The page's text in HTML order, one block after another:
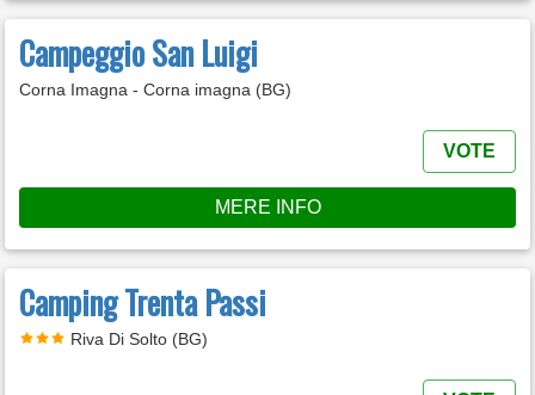
Campeggio San Luigi
Corna Imagna - Corna imagna (BG)
VOTE
MERE INFO
Camping Trenta Passi
Riva Di Solto (BG)